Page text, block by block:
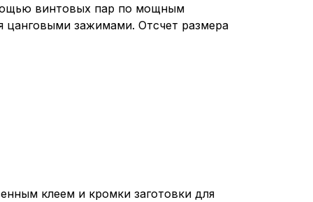
винтовых пар по мощным
цанговыми зажимами. Отсчет размера
клеем и кромки заготовки для